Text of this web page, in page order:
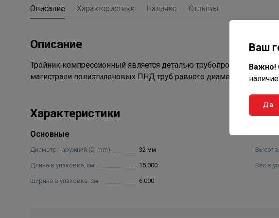
Описание Характеристики Наличие Отзывы
Описание
Тройник компрессионный является деталью трубопровода для
магистрали полиэтиленовых ПНД труб равного диаметра.
Характеристики
Основные
Диаметр наружний (D, mm) 32 мм
Длина в упаковке, см. 15.000
Ширина в упаковке, см. 6.000
Высота
Вес в
Ваш
Важно!
Да